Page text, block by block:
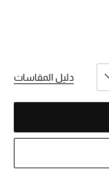
دليل المقاسات